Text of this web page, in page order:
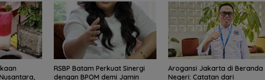
RSBP Batam Perkuat Sinergi
dengan BPOM demi Jamin
Arogansi Jakarta di Beranda
Negeri: Catatan dari
Semangat
Kebangsaan di
Perbatasan, Lanud
RSA Bersama Instansi
Natuna Meriahkan
Persiapan HUT Ke-81
Kejari Natuna Tahan
Kades Selaut
Nonaktif, Dugaan
Korupsi APBDes
Rugikan Negara
Rp533 Juta
Enam Hari Dicari, 4
ABK KM Samudra
Jaya Ditemukan
Selamat di Perairan
Malaysia